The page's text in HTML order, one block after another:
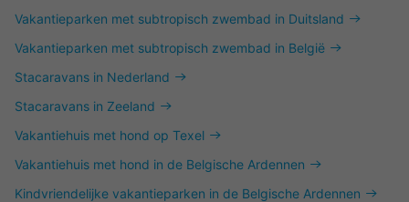
Vakantieparken met subtropisch zwembad in Duitsland
Vakantieparken met subtropisch zwembad in België
Stacaravans in Nederland
Stacaravans in Zeeland
Vakantiehuis met hond op Texel
Vakantiehuis met hond in de Belgische Ardennen
Kindvriendelijke vakantieparken in de Belgische Ardennen